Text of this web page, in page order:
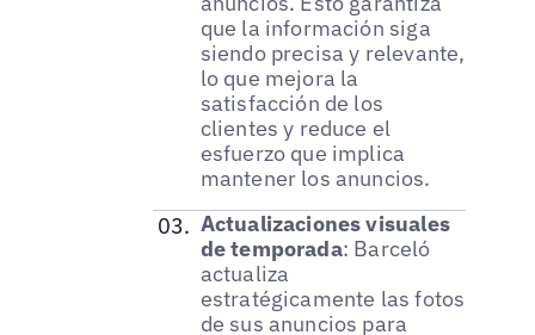
que la información siga
siendo precisa y relevante,
lo que mejora la
satisfacción de los
clientes y reduce el
esfuerzo que implica
mantener los anuncios.
Actualizaciones visuales
de temporada: Barceló
actualiza
estratégicamente las fotos
de sus anuncios para